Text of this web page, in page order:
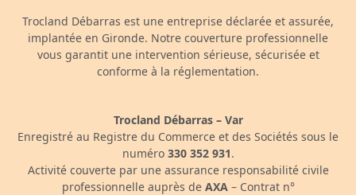
Trocland Débarras est une entreprise déclarée et assurée,
implantée en Gironde. Notre couverture professionnelle
vous garantit une intervention sérieuse, sécurisée et
conforme à la réglementation.
Trocland Débarras – Var
Enregistré au Registre du Commerce et des Sociétés sous le
numéro 330 352 931.
Activité couverte par une assurance responsabilité civile
professionnelle auprès de AXA– Contrat n°